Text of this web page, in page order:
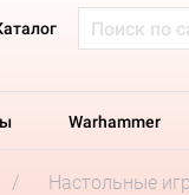
Warhammer
Настольные